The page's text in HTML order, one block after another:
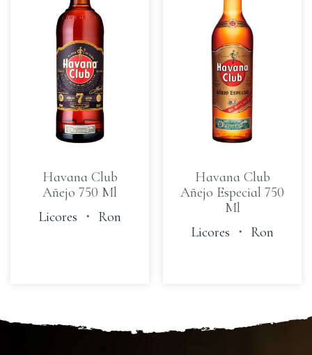
Havana Club
Añejo 750 Ml
Licores ・ Ron
Havana Club
Añejo Especial 750
Ml
Licores ・ Ron